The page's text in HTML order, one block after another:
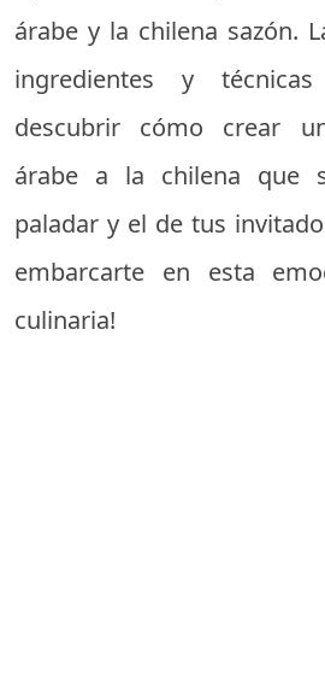
árabe y la chilena sazón.
ingredientes y
descubrir cómo crear
árabe a la chilena que
paladar y el de tus
embarcarte en esta
culinaria!